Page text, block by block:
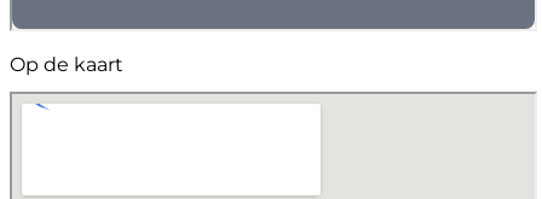
Op de kaart